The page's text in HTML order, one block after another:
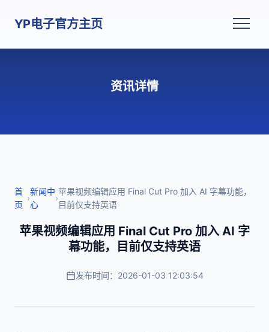
YP电子官方主页
资讯详情
首
页
›
新闻中
心
›
苹果视频编辑应用 Final Cut Pro 加入 AI 字幕功能，
目前仅支持英语
苹果视频编辑应用 Final Cut Pro 加入 AI 字
幕功能，目前仅支持英语
发布时间：2026-01-03 12:03:54